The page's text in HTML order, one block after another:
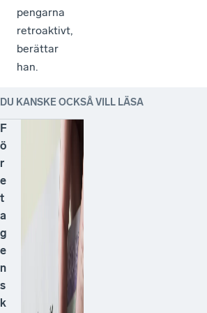
pengarna
retroaktivt,
berättar
han.
DU KANSKE OCKSÅ VILL LÄSA
F
ö
r
e
t
a
g
e
n
s
k